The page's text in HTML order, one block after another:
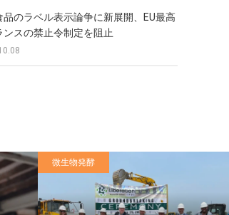
品のラベル表示論争に新展開、EU最高
ンスの禁止令制定を阻止
微生物発酵